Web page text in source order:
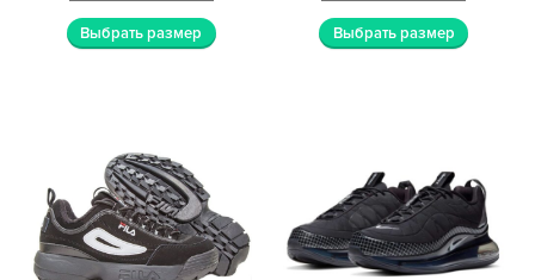
Выбрать размер Выбрать размер